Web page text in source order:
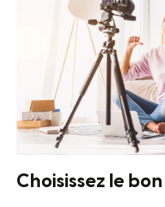
Choisissez le